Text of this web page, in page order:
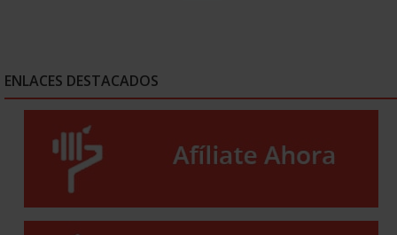
ENLACES DESTACADOS